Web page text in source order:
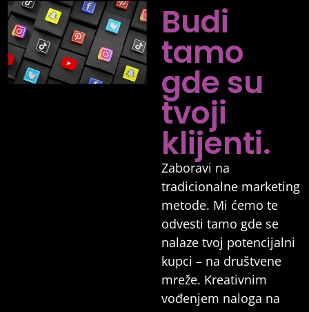
Budi
tamo
gde su
tvoji
klijenti.
Zaboravi na
tradicionalne marketing
metode. Mi ćemo te
odvesti tamo gde se
nalaze tvoj potencijalni
kupci – na društvene
mreže. Kreativnim
vođenjem naloga na